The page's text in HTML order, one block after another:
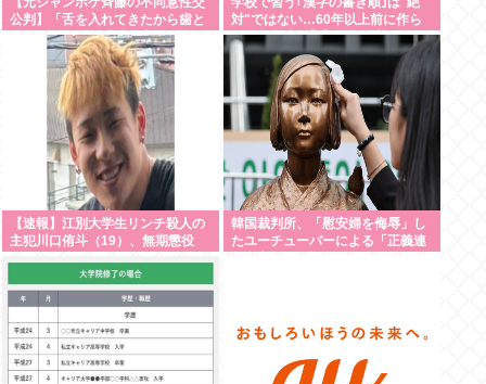
公判】「舌を入れてきたから歯と
口でブロック」「『台本が飛んで
しまうからやめてください』と拒
絶」被害女性は断固として「不同
意」主張
対"ではない…60年以上前に作ら
れた文部省の｢手びき｣が基準とな
ったワケ
【速報】江別大学生リンチ殺人の
主犯川口侑斗（19）、無期懲役
韓国裁判所、「慰安婦を侮辱」し
たユーチューバーによる「正義連